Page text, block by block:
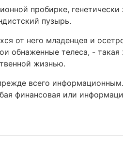
пробирке, генетически
пузырь.
от него младенцев и
обнаженные телеса, -
жизнью.
всего
финансовая или